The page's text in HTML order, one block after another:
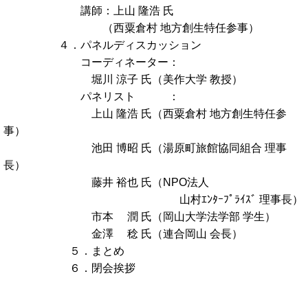
講師：上山 隆浩 氏
（西粟倉村 地方創生特任参事）
４．パネルディスカッション
コーディネーター：
堀川 涼子 氏（美作大学 教授）
パネリスト ：
上山 隆浩 氏（西粟倉村 地方創生特任参
事）
池田 博昭 氏（湯原町旅館協同組合 理事
長）
藤井 裕也 氏（NPO法人
山村ｴﾝﾀｰﾌﾟﾗｲｽﾞ 理事長）
市本 潤 氏（岡山大学法学部 学生）
金澤 稔 氏（連合岡山 会長）
５．まとめ
６．閉会挨拶